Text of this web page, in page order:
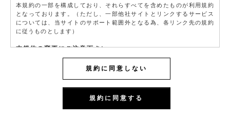
本規約の一部を構成しており、それらすべてを含めたものが利用規約
となっております。（ただし、一部他社サイトとリンクするサービス
については、当サイトのサポート範囲外となる為、各リンク先の規約
に従うものとします）
本規約の変更にご注意下さい
1. 当社は、会員の了承を得ることなく本規約を随時変更することがで
きるものとし、会員はこれを承諾します。
会員のみなさまへの通知
1. 本規約の変更のケース以外に当社が必要と判断した場合、当社は、
規約に同意しない
規約に同意する